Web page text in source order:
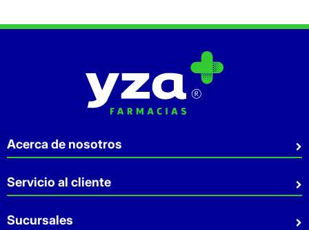
Acerca de nosotros
Quiénes somos
Sostenibilidad
Aviso de privacidad
Servicio al cliente
Preguntas Frecuentes
Sucursales